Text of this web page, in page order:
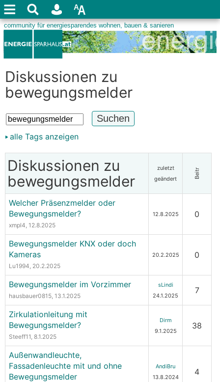
Diskussionen zu
bewegungsmelder
alle Tags anzeigen
Diskussionen zu
bewegungsmelder
zuletzt
geändert
Beitr
Welcher Präsenzmelder oder
Bewegungsmelder?
xmpl4, 12.8.2025
12.8.2025 0
Bewegungsmelder KNX oder doch
Kameras
Lu1994, 20.2.2025
20.2.2025 0
Bewegungsmelder im Vorzimmer
hausbauer0815, 13.1.2025
sLindi
24.1.2025
7
Zirkulationleitung mit
Bewegungsmelder?
Steeff11, 8.1.2025
Dirm
9.1.2025
38
Außenwandleuchte,
Fassadenleuchte mit und ohne
Bewegungsmelder
AndiBru
13.8.2024
4